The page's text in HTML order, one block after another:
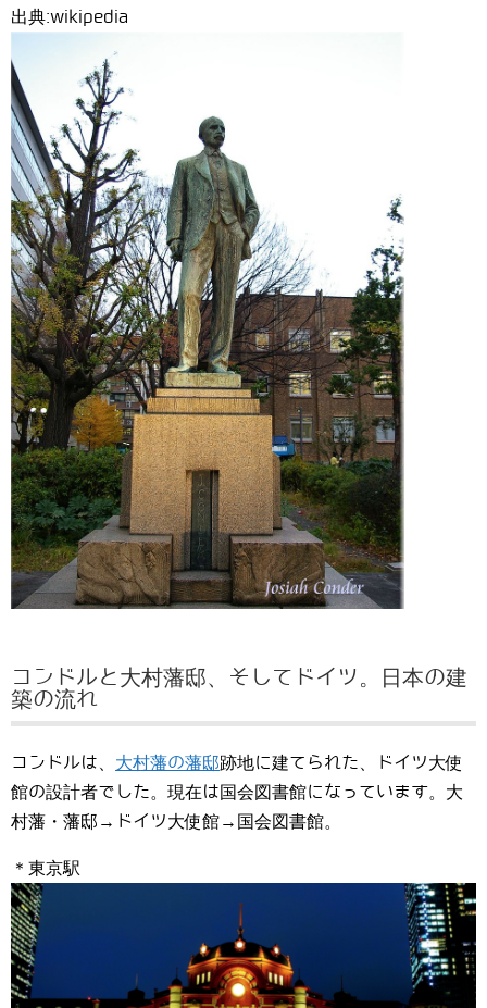
出典:wikipedia
コンドルと大村藩邸、そしてドイツ。日本の建
築の流れ
コンドルは、 大村藩の藩邸跡地に建てられた、ドイツ大使
館の設計者でした。現在は国会図書館になっています。大
村藩・藩邸→ドイツ大使館→国会図書館。
＊東京駅